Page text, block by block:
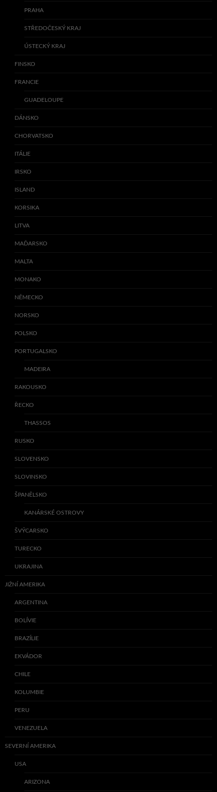
PRAHA
STŘEDOČESKÝ KRAJ
ÚSTECKÝ KRAJ
FINSKO
FRANCIE
GUADELOUPE
DÁNSKO
CHORVATSKO
ITÁLIE
IRSKO
ISLAND
KORSIKA
LITVA
MAĎARSKO
MALTA
MONAKO
NĚMECKO
NORSKO
POLSKO
PORTUGALSKO
MADEIRA
RAKOUSKO
ŘECKO
THASSOS
RUSKO
SLOVENSKO
SLOVINSKO
ŠPANĚLSKO
KANÁRSKÉ OSTROVY
ŠVÝCARSKO
TURECKO
UKRAJINA
JIŽNÍ AMERIKA
ARGENTINA
BOLÍVIE
BRAZÍLIE
EKVÁDOR
CHILE
KOLUMBIE
PERU
VENEZUELA
SEVERNÍ AMERIKA
USA
ARIZONA